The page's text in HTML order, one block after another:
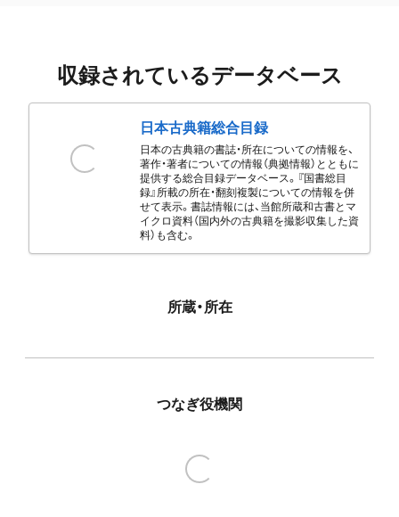
収録されているデータベース
日本古典籍総合目録
日本の古典籍の書誌・所在についての情報を、
著作・著者についての情報（典拠情報）とともに
提供する総合目録データベース。『国書総目
録』所載の所在・翻刻複製についての情報を併
せて表示。書誌情報には、当館所蔵和古書とマ
イクロ資料（国内外の古典籍を撮影収集した資
料）も含む。
所蔵・所在
つなぎ役機関